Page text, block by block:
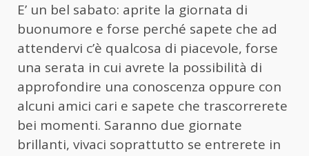
E’ un bel sabato: aprite la giornata di
buonumore e forse perché sapete che ad
attendervi c’è qualcosa di piacevole, forse
una serata in cui avrete la possibilità di
approfondire una conoscenza oppure con
alcuni amici cari e sapete che trascorrerete
bei momenti. Saranno due giornate
brillanti, vivaci soprattutto se entrerete in